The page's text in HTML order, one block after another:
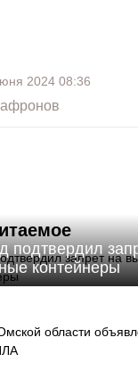
2024 08:36
подтвердил
контейнеры
области